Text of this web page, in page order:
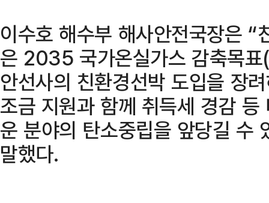
이수호 해수부 해사안전국장은 “
은 2035 국가온실가스 감축목
안선사의 친환경선박 도입을 장
조금 지원과 함께 취득세 경감
운 분야의 탄소중립을 앞당길 수
말했다.